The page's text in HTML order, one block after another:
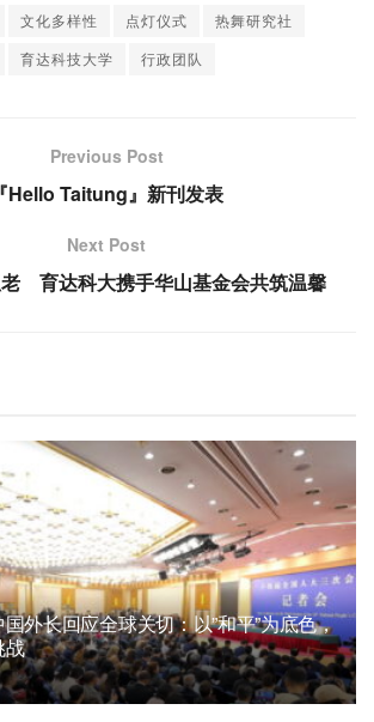
文化多样性 点灯仪式
热舞研究社
育达科技大学 行政团队
Previous Post
『Hello Taitung』新刊发表
Next Post
育达科大携手华山基金会共筑温馨
外长回应全球关切：以”和平”为底色，
战